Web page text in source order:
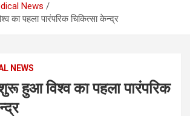
News
का पहला पारंपरिक चिकित्सा केन्द्र
NEWS
हुआ विश्व का पहला पारंपरिक